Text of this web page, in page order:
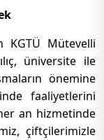
KGTÜ Mütevelli
üniversite ile
önemine
faaliyetlerini
an hizmetinde
çiftçilerimizle